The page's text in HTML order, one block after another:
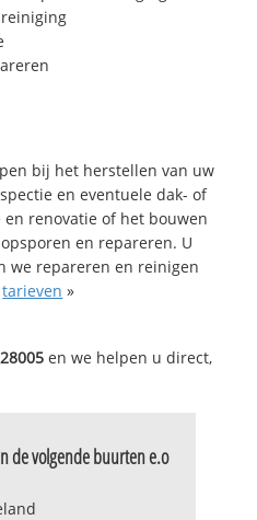
bij het herstellen van uw
en eventuele dak- of
renovatie of het bouwen
en repareren. U
we repareren en reinigen
tarieven »
en we helpen u direct,
de volgende buurten e.o